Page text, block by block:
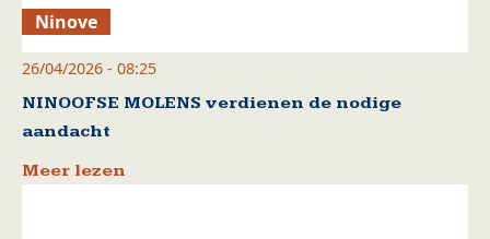
Ninove
26/04/2026 - 08:25
NINOOFSE MOLENS verdienen de nodige
aandacht
Meer lezen